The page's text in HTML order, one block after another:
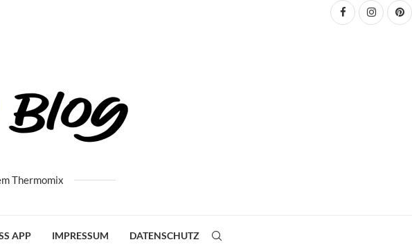
Thermomix
APP IMPRESSUM DATENSCHUTZ